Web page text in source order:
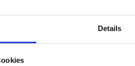
Details